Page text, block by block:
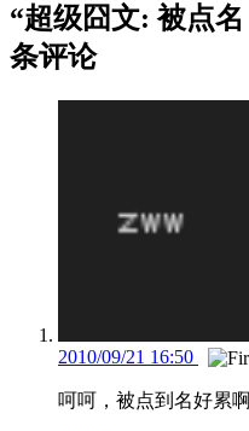
“超级囧文: 被点
条评论
2010/09/21 16:50
呵呵，被点到名好累